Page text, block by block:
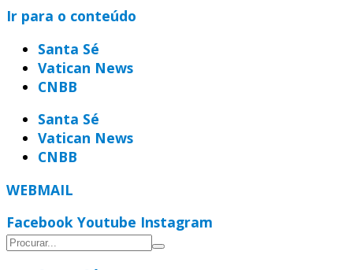
Ir para o conteúdo
Santa Sé
Vatican News
CNBB
Santa Sé
Vatican News
CNBB
WEBMAIL
Facebook Youtube Instagram